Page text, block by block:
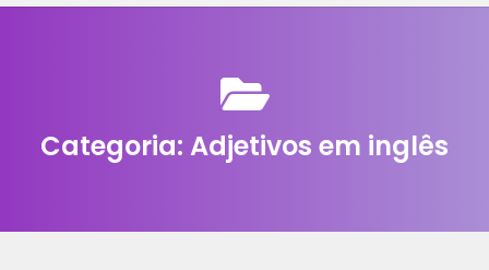
Categoria: Adjetivos em inglês